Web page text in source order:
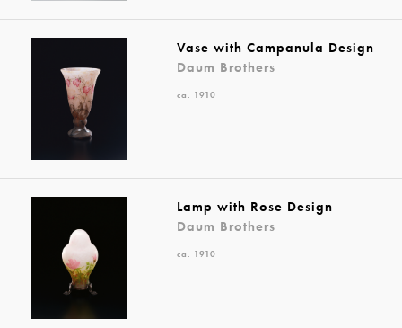
Vase with Campanula Design
Daum Brothers
ca. 1910
Lamp with Rose Design
Daum Brothers
ca. 1910